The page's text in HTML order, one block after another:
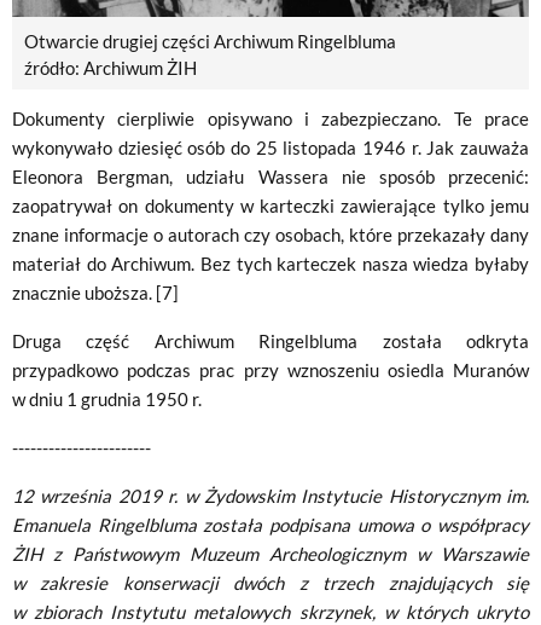
Otwarcie drugiej części Archiwum Ringelbluma
źródło: Archiwum ŻIH
Dokumenty cierpliwie opisywano i zabezpieczano. Te prace
wykonywało dziesięć osób do 25 listopada 1946 r. Jak zauważa
Eleonora Bergman, udziału Wassera nie sposób przecenić:
zaopatrywał on dokumenty w karteczki zawierające tylko jemu
znane informacje o autorach czy osobach, które przekazały dany
materiał do Archiwum. Bez tych karteczek nasza wiedza byłaby
znacznie uboższa. [7]
Druga część Archiwum Ringelbluma została odkryta
przypadkowo podczas prac przy wznoszeniu osiedla Muranów
w dniu 1 grudnia 1950 r.
-----------------------
12 września 2019 r. w Żydowskim Instytucie Historycznym im.
Emanuela Ringelbluma została podpisana umowa o współpracy
ŻIH z Państwowym Muzeum Archeologicznym w Warszawie
w zakresie konserwacji dwóch z trzech znajdujących się
w zbiorach Instytutu metalowych skrzynek, w których ukryto